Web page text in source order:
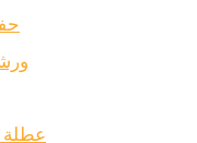
عطلة